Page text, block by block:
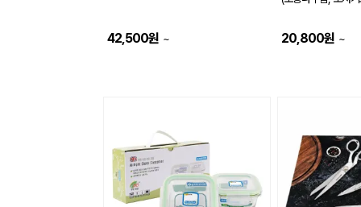
42,500원 ~ 20,800원 ~